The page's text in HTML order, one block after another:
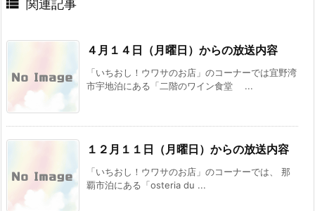
 関連記事
４月１４日（月曜日）からの放送内容
「いちおし！ウワサのお店」のコーナーでは宜野湾
市宇地泊にある「二階のワイン食堂 ...
１２月１１日（月曜日）からの放送内容
「いちおし！ウワサのお店」のコーナーでは、 那
覇市泊にある「osteria du ...